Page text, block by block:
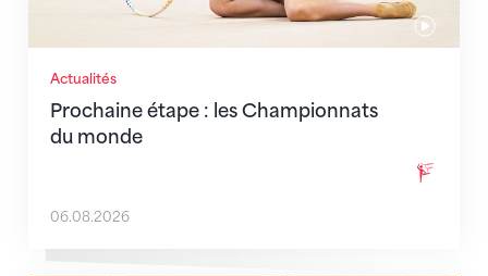
Actualités
Prochaine étape : les Championnats
du monde
06.08.2026